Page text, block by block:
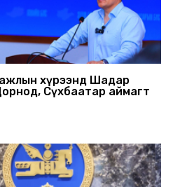
ажлын хүрээнд Шадар
Сүхбаатар аймагт